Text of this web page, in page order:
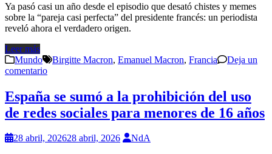
Ya pasó casi un año desde el episodio que desató chistes y memes
sobre la “pareja casi perfecta” del presidente francés: un periodista
reveló ahora el verdadero origen.
Leer más
Mundo
Birgitte Macron, Emanuel Macron, Francia
Deja un
comentario
España se sumó a la prohibición del uso
de redes sociales para menores de 16 años
28 abril, 202628 abril, 2026 NdA